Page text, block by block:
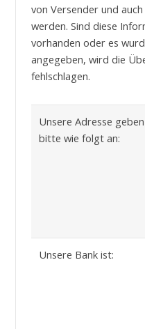
von Versender und
werden. Sind diese
vorhanden oder es
angegeben, wird die
fehlschlagen.
Unsere Adresse geben
bitte wie folgt an:
Unsere Bank ist: